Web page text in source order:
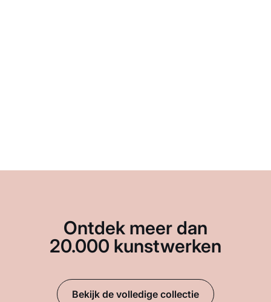
Ontdek meer dan
20.000 kunstwerken
Bekijk de volledige collectie